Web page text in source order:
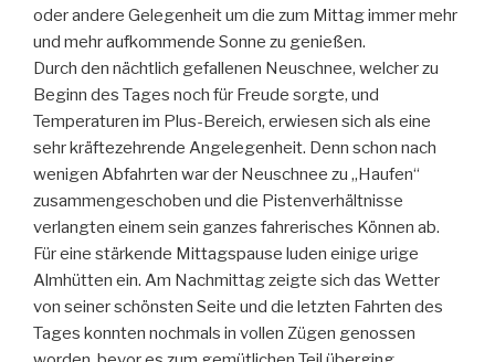
oder andere Gelegenheit um die zum Mittag immer mehr
und mehr aufkommende Sonne zu genießen.
Durch den nächtlich gefallenen Neuschnee, welcher zu
Beginn des Tages noch für Freude sorgte, und
Temperaturen im Plus-Bereich, erwiesen sich als eine
sehr kräftezehrende Angelegenheit. Denn schon nach
wenigen Abfahrten war der Neuschnee zu „Haufen“
zusammengeschoben und die Pistenverhältnisse
verlangten einem sein ganzes fahrerisches Können ab.
Für eine stärkende Mittagspause luden einige urige
Almhütten ein. Am Nachmittag zeigte sich das Wetter
von seiner schönsten Seite und die letzten Fahrten des
Tages konnten nochmals in vollen Zügen genossen